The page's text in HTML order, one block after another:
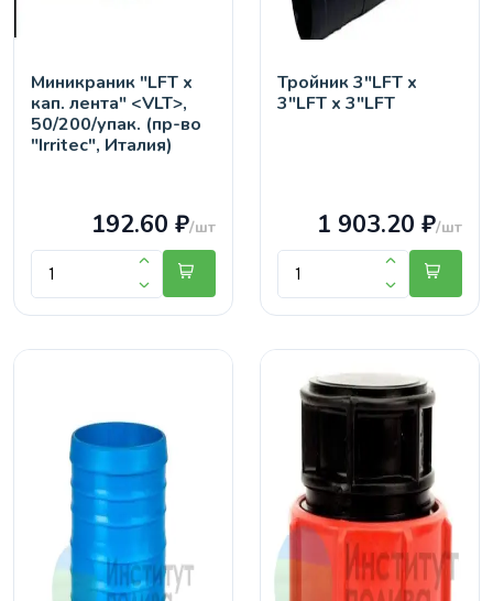
Миникраник "LFT х
кап. лента" <VLT>,
50/200/упак. (пр-во
"Irritec", Италия)
192.60 ₽/шт
Тройник 3"LFT х
3"LFT х 3"LFT
1 903.20 ₽/шт